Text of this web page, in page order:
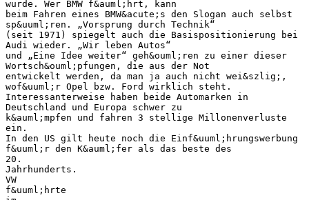
wurde. Wer BMW f&auml;hrt, kann
beim Fahren eines BMW&acute;s den Slogan auch selbst
sp&uuml;ren. „Vorsprung durch Technik“
(seit 1971) spiegelt auch die Basispositionierung bei
Audi wieder. „Wir leben Autos“
und „Eine Idee weiter“ geh&ouml;ren zu einer dieser
Wortsch&ouml;pfungen, die aus der Not
entwickelt werden, da man ja auch nicht wei&szlig;,
wof&uuml;r Opel bzw. Ford wirklich steht.
Interessanterweise haben beide Automarken in
Deutschland und Europa schwer zu
k&auml;mpfen und fahren 3 stellige Millonenverluste
ein.
In den US gilt heute noch die Einf&uuml;hrungswerbung
f&uuml;r den K&auml;fer als das beste des
20.
Jahrhunderts.
VW
f&uuml;hrte